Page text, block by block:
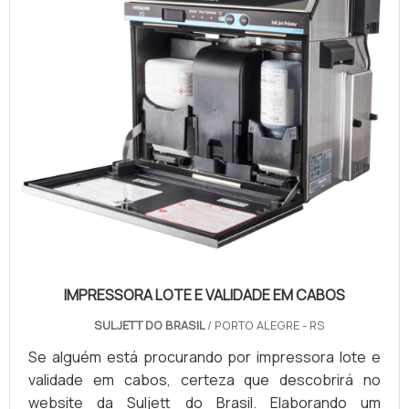
IMPRESSORA LOTE E VALIDADE EM CABOS
SULJETT DO BRASIL/ PORTO ALEGRE - RS
Se alguém está procurando por impressora lote e
validade em cabos, certeza que descobrirá no
website da Suljett do Brasil. Elaborando um